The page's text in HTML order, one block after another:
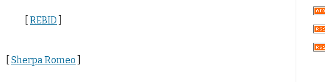
REBID
Sherpa Romeo